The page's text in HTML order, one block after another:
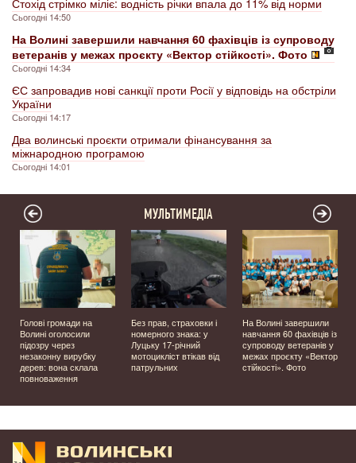
Сьогодні 14:50
На Волині завершили навчання 60 фахівців із супроводу
ветеранів у межах проєкту «Вектор стійкості». Фото
Сьогодні 14:34
ЄС запровадив нові санкції проти Росії у відповідь на обстріли
України
Сьогодні 14:17
Два волинські проєкти отримали фінансування за
міжнародною програмою
Сьогодні 14:01
МУЛЬТИМЕДІА
Голові громади на
Волині оголосили
підозру через
незаконну вирубку
дерев: вона склала
повноваження
Без прав, страховки і
номерного знака: у
Луцьку 17-річний
мотоцикліст втікав від
патрульних
На Волині завершили
навчання 60 фахівців із
супроводу ветеранів у
межах проєкту «Вектор
стійкості». Фото